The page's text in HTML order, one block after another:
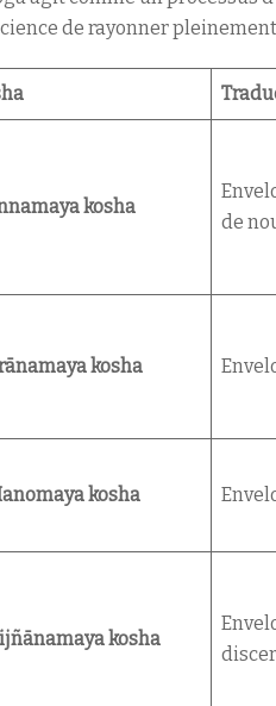
de rayonner
kosha
de
kosha
kosha
kosha